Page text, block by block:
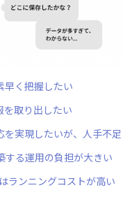
早く把握したい
を取り出したい
実現したいが、人手不足
する運用の負担が大きい
ランニングコストが高い